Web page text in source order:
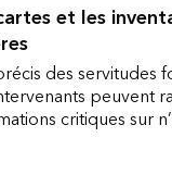
et les
des servitudes
peuvent
critiques sur